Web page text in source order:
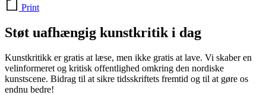
Print
Støt uafhængig kunstkritik i dag
Kunstkritikk er gratis at læse, men ikke gratis at lave. Vi skaber en
velinformeret og kritisk offentlighed omkring den nordiske
kunstscene. Bidrag til at sikre tidsskriftets fremtid og til at gøre os
endnu bedre!